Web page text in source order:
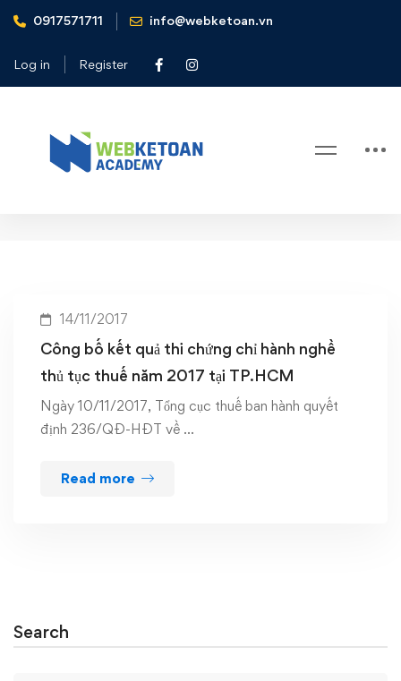
0917571711 info@webketoan.vn
Log in Register
Home
2017 tại TP.HCM
chỉ hành nghề thủ tục thuế năm
14/11/2017
Công bố kết quả thi chứng chỉ hành nghề
thủ tục thuế năm 2017 tại TP.HCM
Ngày 10/11/2017, Tổng cục thuế ban hành quyết
định 236/QĐ-HĐT về …
Read more
Search